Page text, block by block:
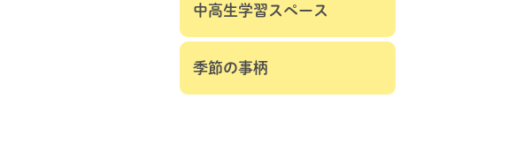
中高生学習スペース
季節の事柄